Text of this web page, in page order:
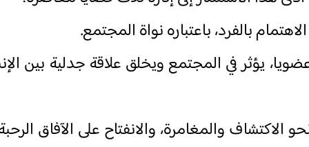
بالفرد، باعتباره نواة المجتمع.
عضويا، يؤثر في المجتمع ويخلق علاقة جدلية بين
الاكتشاف والمغامرة، والانفتاح على الآفاق